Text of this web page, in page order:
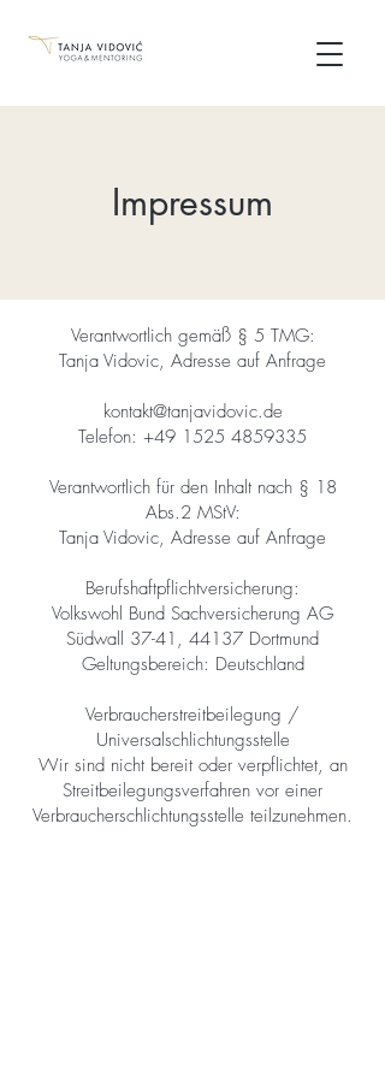
Impressum
Verantwortlich gemäß § 5 TMG:
Tanja Vidovic, Adresse auf Anfrage
kontakt@tanjavidovic.de
Telefon: +49 1525 4859335
Verantwortlich für den Inhalt nach § 18
Abs.2 MStV:
Tanja Vidovic, Adresse auf Anfrage
Berufshaftpflichtversicherung:
Volkswohl Bund Sachversicherung AG​
Südwall 37-41, 44137 Dortmund
Geltungsbereich: Deutschland
Verbraucherstreitbeilegung /
Universalschlichtungsstelle
Wir sind nicht bereit oder verpflichtet, an
Streitbeilegungsverfahren vor einer
Verbraucherschlichtungsstelle teilzunehmen.